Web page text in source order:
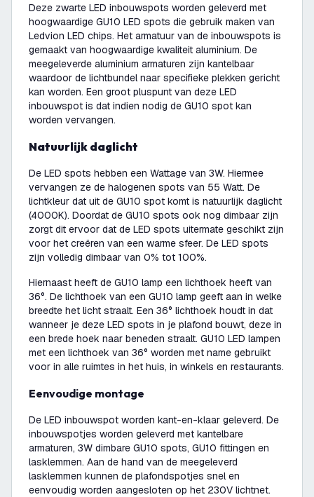
Deze zwarte LED inbouwspots worden geleverd met
hoogwaardige GU10 LED spots die gebruik maken van
Ledvion LED chips. Het armatuur van de inbouwspots is
gemaakt van hoogwaardige kwaliteit aluminium. De
meegeleverde aluminium armaturen zijn kantelbaar
waardoor de lichtbundel naar specifieke plekken gericht
kan worden. Een groot pluspunt van deze LED
inbouwspot is dat indien nodig de GU10 spot kan
worden vervangen.
Natuurlijk daglicht
De LED spots hebben een Wattage van 3W. Hiermee
vervangen ze de halogenen spots van 55 Watt. De
lichtkleur dat uit de GU10 spot komt is natuurlijk daglicht
(4000K). Doordat de GU10 spots ook nog dimbaar zijn
zorgt dit ervoor dat de LED spots uitermate geschikt zijn
voor het creëren van een warme sfeer. De LED spots
zijn volledig dimbaar van 0% tot 100%.
Hiernaast heeft de GU10 lamp een lichthoek heeft van
36°. De lichthoek van een GU10 lamp geeft aan in welke
breedte het licht straalt. Een 36° lichthoek houdt in dat
wanneer je deze LED spots in je plafond bouwt, deze in
een brede hoek naar beneden straalt. GU10 LED lampen
met een lichthoek van 36° worden met name gebruikt
voor in alle ruimtes in het huis, in winkels en restaurants.
Eenvoudige montage
De LED inbouwspot worden kant-en-klaar geleverd. De
inbouwspotjes worden geleverd met kantelbare
armaturen, 3W dimbare GU10 spots, GU10 fittingen en
lasklemmen. Aan de hand van de meegeleverd
lasklemmen kunnen de plafondspotjes snel en
eenvoudig worden aangesloten op het 230V lichtnet.